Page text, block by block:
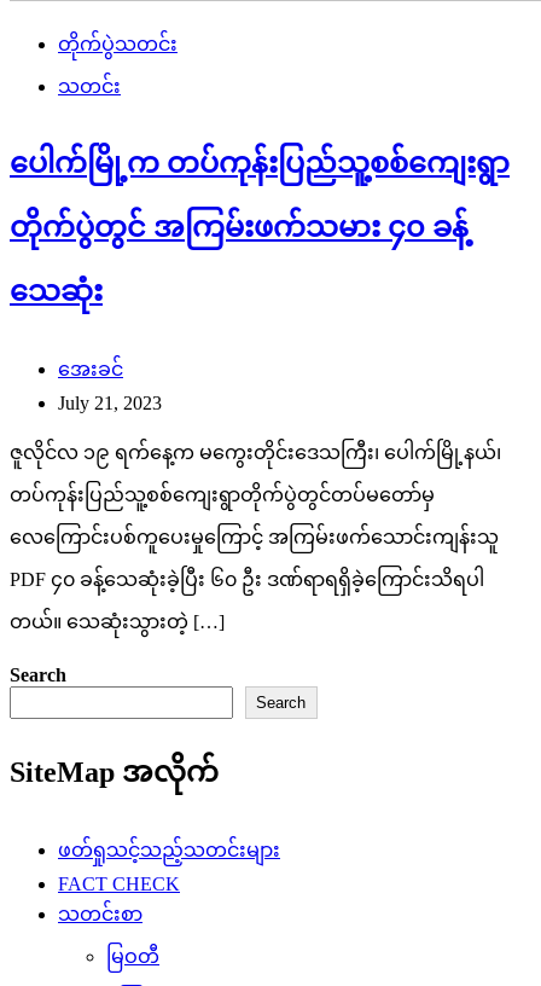
တိုက်ပွဲသတင်း
သတင်း
ပေါက်မြို့က တပ်ကုန်းပြည်သူ့စစ်ကျေးရွာ
တိုက်ပွဲတွင် အကြမ်းဖက်သမား ၄၀ ခန့်
သေဆုံး
အေးခင်
July 21, 2023
ဇူလိုင်လ ၁၉ ရက်နေ့က မကွေးတိုင်းဒေသကြီး၊ ပေါက်မြို့နယ်၊
တပ်ကုန်းပြည်သူ့စစ်ကျေးရွာတိုက်ပွဲတွင်တပ်မတော်မှ
လေကြောင်းပစ်ကူပေးမှုကြောင့် အကြမ်းဖက်သောင်းကျန်းသူ
PDF ၄၀ ခန့်သေဆုံးခဲ့ပြီး ၆၀ ဦး ဒဏ်ရာရရှိခဲ့ကြောင်းသိရပါ
တယ်။ သေဆုံးသွားတဲ့ […]
Search
Search
SiteMap အလိုက်
ဖတ်ရှုသင့်သည့်သတင်းများ
FACT CHECK
သတင်းစာ
မြဝတီ